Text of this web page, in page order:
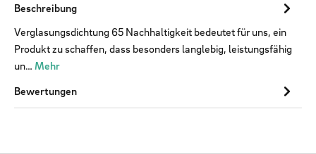
Beschreibung
Verglasungsdichtung 65 Nachhaltigkeit bedeutet für uns, ein
Produkt zu schaffen, dass besonders langlebig, leistungsfähig
un… Mehr
Bewertungen